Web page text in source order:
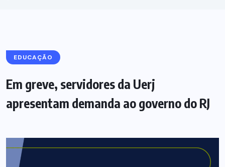
EDUCAÇÃO
Em greve, servidores da Uerj
apresentam demanda ao governo do RJ